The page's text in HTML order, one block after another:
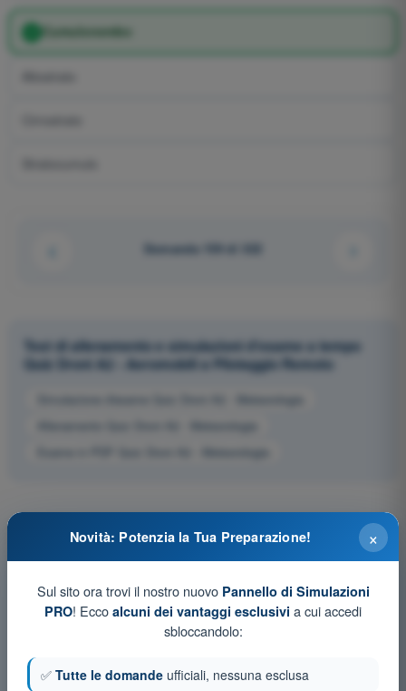
Cumulonembo
Domanda 159 di 322
Test di allenamento e simulazioni d'esame a tempo
Quiz Droni A2 - Aeromobili a Pilotaggio Remoto
Simulazione d'esame Quiz Droni A2 - Meteorologia
Allenamento Quiz Droni A2 - Meteorologia
Esame in PDF Quiz Droni A2 - Meteorologia
×
Novità: Potenzia la Tua Preparazione!
Sul sito ora trovi il nostro nuovo Pannello di Simulazioni
PRO! Ecco alcuni dei vantaggi esclusivi a cui accedi
sbloccandolo:
✅ Tutte le domande ufficiali, nessuna esclusa